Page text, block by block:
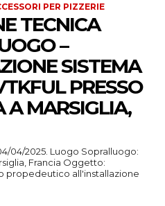
PER PIZZERIE
TECNICA
–
SISTEMA
PRESSO
A MARSIGLIA,
Sopralluogo:
Francia Oggetto:
propedeutico all'installazione